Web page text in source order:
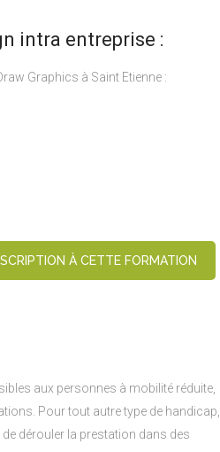
intra entreprise :
Graphics à Saint Etienne :
À CETTE FORMATION
aux personnes à mobilité réduite,
Pour tout autre type de handicap,
dérouler la prestation dans des